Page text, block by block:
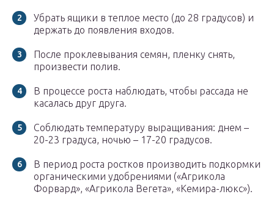
Убрать ящики в теплое место (до 28 градусов) и
держать до появления входов.
После проклевывания семян, пленку снять,
произвести полив.
В процессе роста наблюдать, чтобы рассада не
касалась друг друга.
Соблюдать температуру выращивания: днем –
20-23 градуса, ночью – 17-20 градусов.
В период роста ростков производить подкормки
органическими удобрениями («Агрикола
Форвард», «Агрикола Вегета», «Кемира-люкс»).